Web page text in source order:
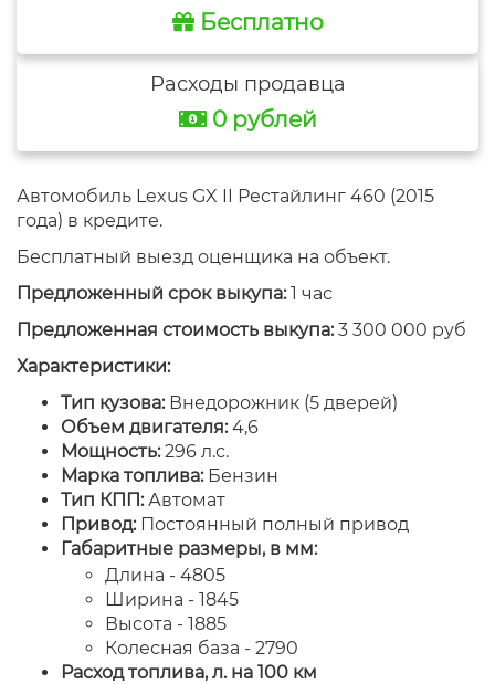
Бесплатно
Расходы продавца
0 рублей
Автомобиль Lexus GX II Рестайлинг 460 (2015
года) в кредите.
Бесплатный выезд оценщика на объект.
Предложенный срок выкупа:1 час
Предложенная стоимость выкупа:3 300 000 руб
Характеристики:
Тип кузова:Внедорожник (5 дверей)
Объем двигателя:4,6
Мощность:296 л.с.
Марка топлива:Бензин
Тип КПП:Автомат
Привод:Постоянный полный привод
Габаритные размеры, в мм:
Длина - 4805
Ширина - 1845
Высота - 1885
Колесная база - 2790
Расход топлива, л. на 100 км